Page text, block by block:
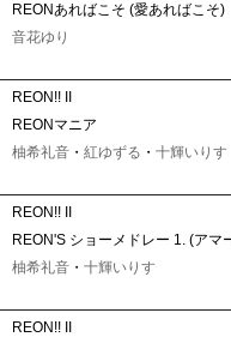
REONあればこそ (愛あればこそ)
音花ゆり
REON!! II
REONマニア
柚希礼音 ・ 紅ゆずる ・ 十輝いりす
REON!! II
REON'S ショーメドレー 1. (ア
柚希礼音 ・ 十輝いりす
REON!! II